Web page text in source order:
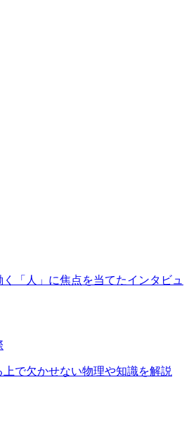
「人」に焦点を当てたインタビュ
で欠かせない物理や知識を解説